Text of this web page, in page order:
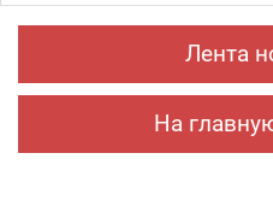
Лента
На